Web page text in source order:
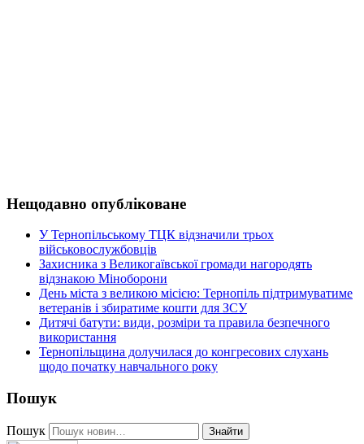
Нещодавно опубліковане
У Тернопільському ТЦК відзначили трьох
військовослужбовців
Захисника з Великогаївської громади нагородять
відзнакою Міноборони
День міста з великою місією: Тернопіль підтримуватиме
ветеранів і збиратиме кошти для ЗСУ
Дитячі батути: види, розміри та правила безпечного
використання
Тернопільщина долучилася до конгресових слухань
щодо початку навчального року
Пошук
Пошук Знайти